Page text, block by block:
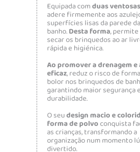
Equipada comduas
adere firmemente aos
superfícies lisas da parede
banho.Desta forma,
secar os brinquedos ao ar
rápida e higiénica.
Ao promover a drenagem e
eficaz, reduz o risco de
bolor nos brinquedos de
garantindo maior segurança e
durabilidade.
O seudesign macio e
forma de polvoconquista
as crianças, transformando a
organização num momento
divertido.